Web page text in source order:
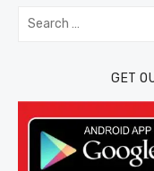
Search
for:
GET